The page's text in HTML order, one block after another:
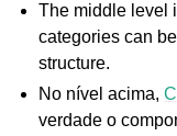
The middle level
categories can
structure.
No nível acima,
verdade o